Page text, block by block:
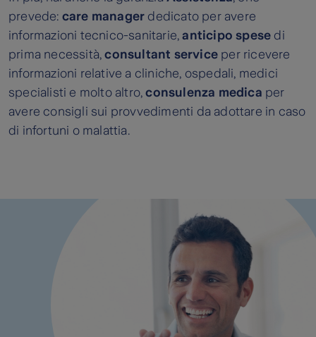
prevede: care manager dedicato per avere
informazioni tecnico-sanitarie,anticipo spese di
prima necessità,consultant service per ricevere
informazioni relative a cliniche, ospedali, medici
specialisti e molto altro,consulenza medica per
avere consigli sui provvedimenti da adottare in caso
di infortuni o malattia.